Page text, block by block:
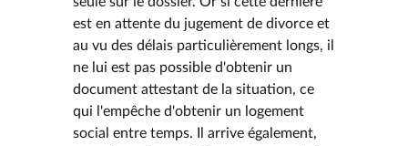
est en attente du jugement de divorce et
au vu des délais particulièrement longs, il
ne lui est pas possible d'obtenir un
document attestant de la situation, ce
qui l'empêche d'obtenir un logement
social entre temps. Il arrive également,